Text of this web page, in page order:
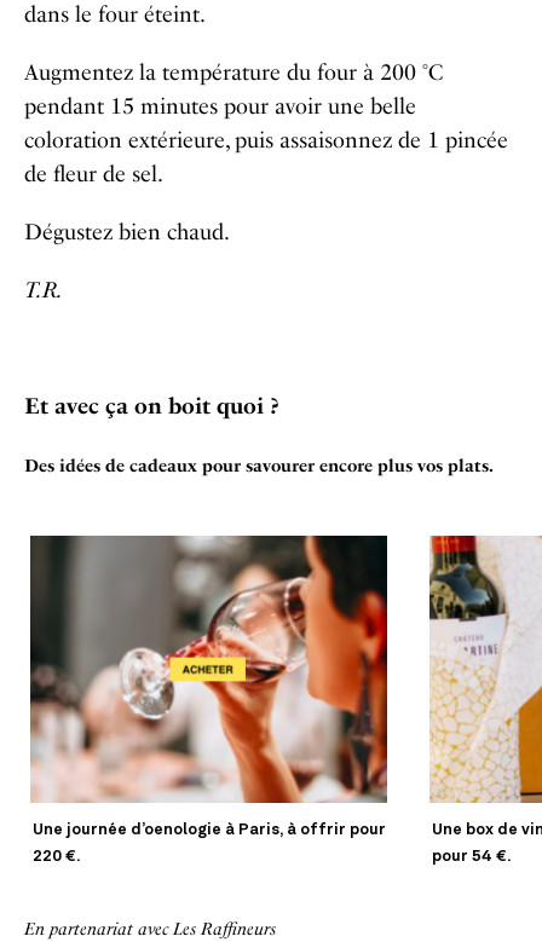
dans le four éteint.
Augmentez la température du four à 200 °C
pendant 15 minutes pour avoir une belle
coloration extérieure, puis assaisonnez de 1 pincée
de fleur de sel.
Dégustez bien chaud.
T.R.
Et avec ça on boit quoi ?
Des idées de cadeaux pour savourer encore plus vos plats.
Une journée d’oenologie à Paris, à offrir pour
220 €.
Une box de
pour 54 €.
En partenariat avec Les Raffineurs